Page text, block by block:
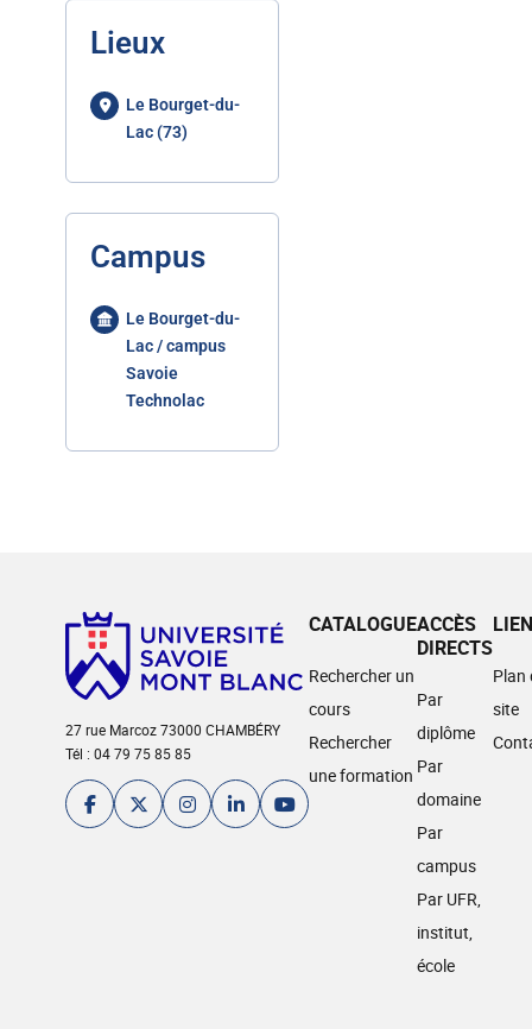
Lieux
Le Bourget-du-
Lac (73)
Campus
Le Bourget-du-
Lac / campus
Savoie
Technolac
27 rue Marcoz 73000 CHAMBÉRY
Tél : 04 79 75 85 85
CATALOGUE
Rechercher un
cours
Rechercher
une formation
ACCÈS
DIRECTS
Par
diplôme
Par
domaine
Par
campus
Par UFR,
institut,
école
Plan
site